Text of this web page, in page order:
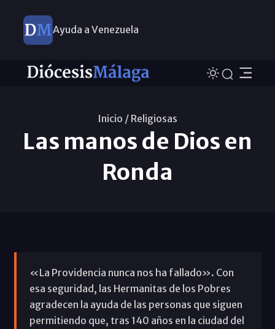
Ayuda a Venezuela
Inicio / Religiosas
Las manos de Dios en
Ronda
«La Providencia nunca nos ha fallado». Con
esa seguridad, las Hermanitas de los Pobres
agradecen la ayuda de las personas que siguen
permitiendo que, tras 140 años en la ciudad del